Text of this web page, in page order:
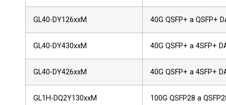
GL40-DY126xxM 40G QSFP+ a QSFP+
GL40-DY430xxM 40G QSFP+ a 4SFP+
GL40-DY426xxM 40G QSFP+ a 4SFP+
GL1H-DQ2Y130xxM 100G QSFP28 a